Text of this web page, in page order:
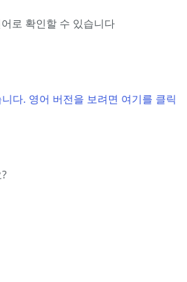
다. 영어 버전을 보려면 여기를 클릭